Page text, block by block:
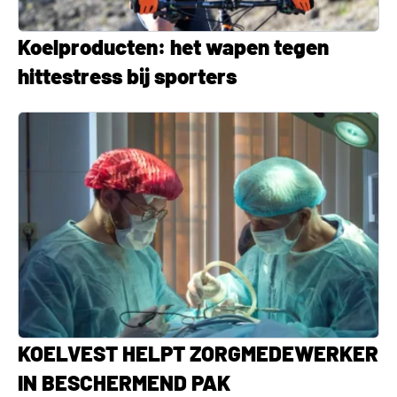
Koelproducten: het wapen tegen
hittestress bij sporters
KOELVEST HELPT ZORGMEDEWERKER
IN BESCHERMEND PAK